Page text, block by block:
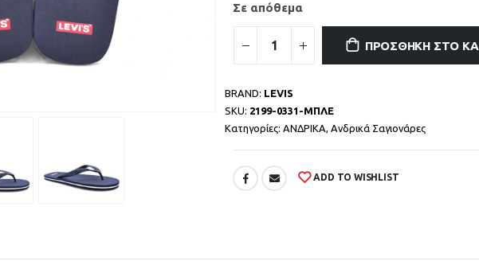
Σε απόθεμα
ΠΡΟΣΘΉΚΗ ΣΤΟ
BRAND: LEVIS
SKU: 2199-0331-ΜΠΛΕ
Κατηγορίες: ΑΝΔΡΙΚΑ, Ανδρικά Σαγιονάρες
ADD TO WISHLIST